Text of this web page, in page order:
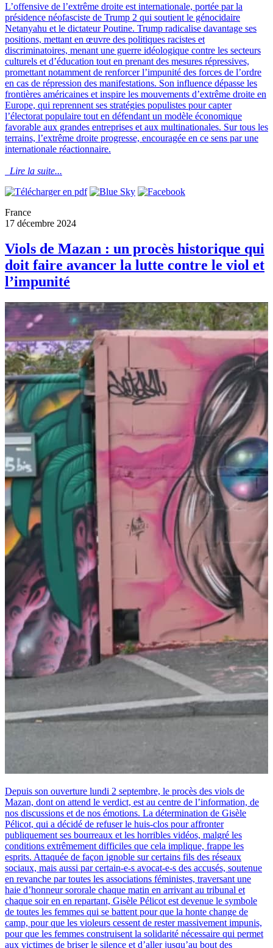
L’offensive de l’extrême droite est internationale, portée par la
présidence néofasciste de Trump 2 qui soutient le génocidaire
Netanyahu et le dictateur Poutine. Trump radicalise davantage ses
positions, mettant en œuvre des politiques racistes et
discriminatoires, menant une guerre idéologique contre les secteurs
culturels et d’éducation tout en prenant des mesures répressives,
promettant notamment de renforcer l’impunité des forces de l’ordre
en cas de répression des manifestations. Son influence dépasse les
frontières américaines et inspire les mouvements d’extrême droite en
Europe, qui reprennent ses stratégies populistes pour capter
l’électorat populaire tout en défendant un modèle économique
favorable aux grandes entreprises et aux multinationales. Sur tous les
terrains, l’extrême droite progresse, encouragée en ce sens par une
internationale réactionnaire.
Lire la suite...
France
17 décembre 2024
Viols de Mazan : un procès historique qui
doit faire avancer la lutte contre le viol et
l’impunité
Depuis son ouverture lundi 2 septembre, le procès des viols de
Mazan, dont on attend le verdict, est au centre de l’information, de
nos discussions et de nos émotions. La détermination de Gisèle
Pélicot, qui a décidé de refuser le huis-clos pour affronter
publiquement ses bourreaux et les horribles vidéos, malgré les
conditions extrêmement difficiles que cela implique, frappe les
esprits. Attaquée de façon ignoble sur certains fils des réseaux
sociaux, mais aussi par certain-e-s avocat-e-s des accusés, soutenue
en revanche par toutes les associations féministes, traversant une
haie d’honneur sororale chaque matin en arrivant au tribunal et
chaque soir en en repartant, Gisèle Pélicot est devenue le symbole
de toutes les femmes qui se battent pour que la honte change de
camp, pour que les violeurs cessent de rester massivement impunis,
pour que les femmes construisent la solidarité nécessaire qui permet
aux victimes de briser le silence et d’aller jusqu’au bout des